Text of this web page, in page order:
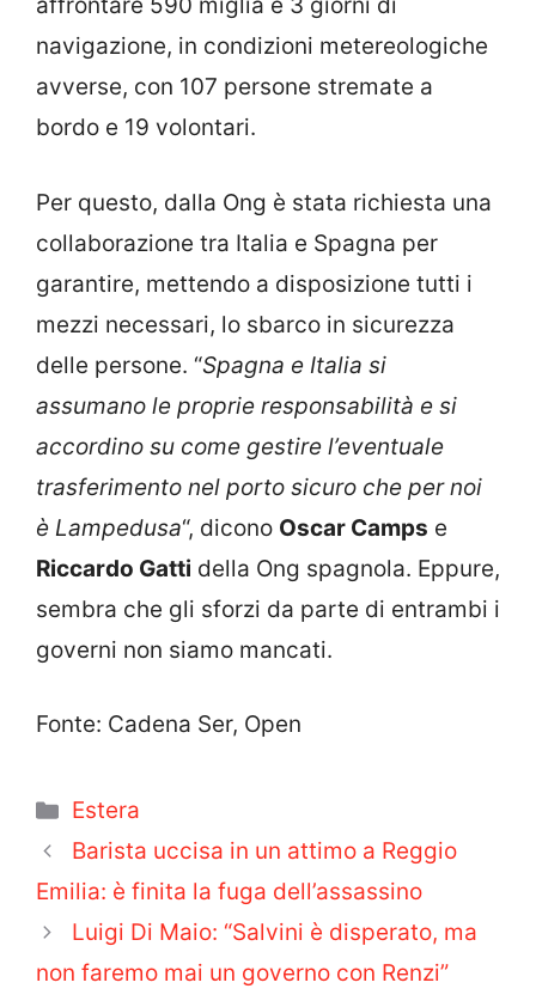
affrontare 590 miglia e 3 giorni di
navigazione, in condizioni metereologiche
avverse, con 107 persone stremate a
bordo e 19 volontari.
Per questo, dalla Ong è stata richiesta una
collaborazione tra Italia e Spagna per
garantire, mettendo a disposizione tutti i
mezzi necessari, lo sbarco in sicurezza
delle persone. “Spagna e Italia si
assumano le proprie responsabilità e si
accordino su come gestire l’eventuale
trasferimento nel porto sicuro che per noi
è Lampedusa“, dicono Oscar Camps e
Riccardo Gatti della Ong spagnola. Eppure,
sembra che gli sforzi da parte di entrambi i
governi non siamo mancati.
Fonte: Cadena Ser, Open
Categorie
Estera
Barista uccisa in un attimo a Reggio
Emilia: è finita la fuga dell’assassino
Luigi Di Maio: “Salvini è disperato, ma
non faremo mai un governo con Renzi”